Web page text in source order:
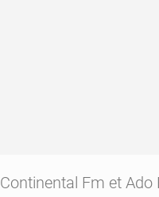
Continental Fm et